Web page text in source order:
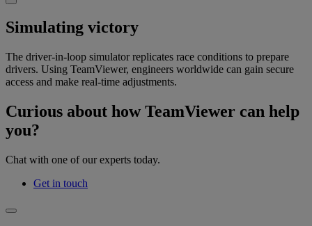
Simulating victory
The driver-in-loop simulator replicates race conditions to prepare
drivers. Using TeamViewer, engineers worldwide can gain secure
access and make real-time adjustments.
Curious about how TeamViewer can help
you?
Chat with one of our experts today.
Get in touch